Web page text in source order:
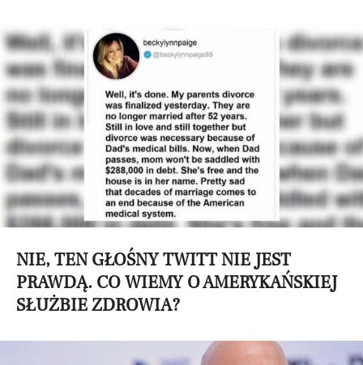
NIE, TEN GŁOŚNY TWITT NIE JEST
PRAWDĄ. CO WIEMY O AMERYKAŃSKIEJ
SŁUŻBIE ZDROWIA?